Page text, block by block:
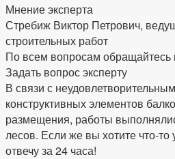
Мнение эксперта
Стребиж Виктор Петрович,
строительных работ
По всем вопросам обращайтесь
Задать вопрос эксперту
В связи с
конструктивных элементов
размещения, работы
лесов. Если же вы хотите что-то
отвечу за 24 часа!